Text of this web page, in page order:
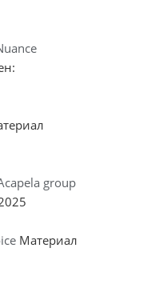
group
Материал